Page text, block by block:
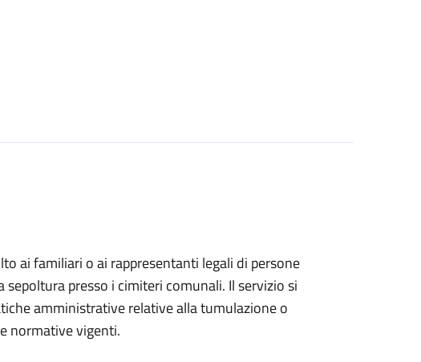
ai familiari o ai rappresentanti legali di persone
presso i cimiteri comunali. Il servizio si
amministrative relative alla tumulazione o
normative vigenti.